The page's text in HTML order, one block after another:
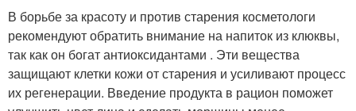
В борьбе за красоту и против старения косметологи
рекомендуют обратить внимание на напиток из клюквы,
так как он богат антиоксидантами . Эти вещества
защищают клетки кожи от старения и усиливают процесс
их регенерации. Введение продукта в рацион поможет